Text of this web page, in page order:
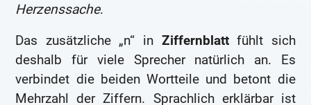
Herzenssache.
Das zusätzliche „n“ in Ziffernblattfühlt sich
deshalb für viele Sprecher natürlich an. Es
verbindet die beiden Wortteile und betont die
Mehrzahl der Ziffern. Sprachlich erklärbar ist